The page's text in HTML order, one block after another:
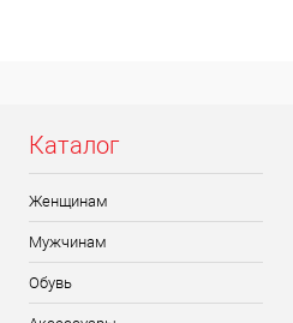
Каталог
Женщинам
Мужчинам
Обувь